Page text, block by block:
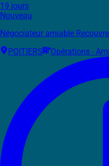
19 jours
Nouveau
Négociateur amiable
POITIERS
Opérations -